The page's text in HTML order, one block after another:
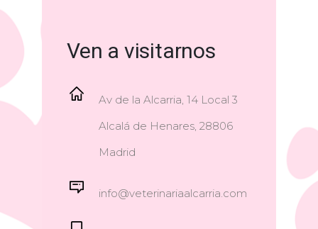
Ven a visitarnos
Av de la Alcarria, 14 Local 3
Alcalá de Henares, 28806
Madrid
info@veterinariaalcarria.com